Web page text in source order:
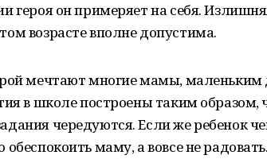
героя он примеряет на себя.
возрасте вполне допустима.
мечтают многие мамы, маленьким
в школе построены таким образом,
чередуются. Если же ребенок
маму, а вовсе не